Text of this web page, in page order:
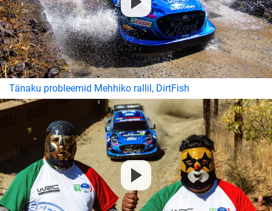
Tänaku probleemid Mehhiko rallil, DirtFish